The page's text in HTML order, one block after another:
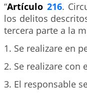
“Artículo 216.
los delitos
tercera parte a la
1. Se realizare en
2. Se realizare
3. El responsable